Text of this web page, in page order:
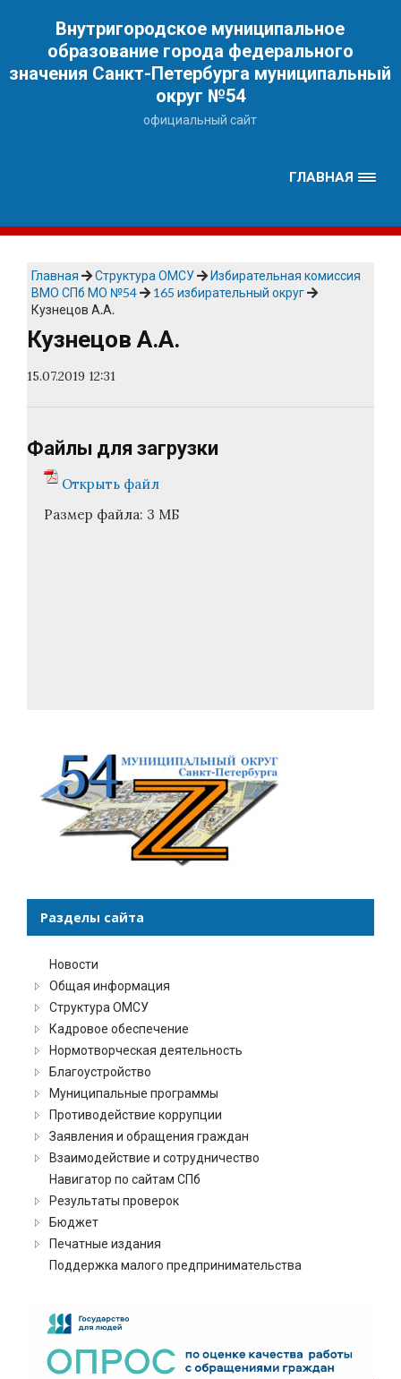
Внутригородское муниципальное
образование города федерального
значения Санкт-Петербурга муниципальный
округ №54
официальный сайт
ГЛАВНАЯ
Главная Структура ОМСУ
Избирательная комиссия
ВМО СПб МО №54
165 избирательный округ
Кузнецов А.А.
Кузнецов А.А.
15.07.2019 12:31
Файлы для загрузки
Открыть файл
Размер файла: 3 МБ
Разделы сайта
Новости
Общая информация
Структура ОМСУ
Кадровое обеспечение
Нормотворческая деятельность
Благоустройство
Муниципальные программы
Противодействие коррупции
Заявления и обращения граждан
Взаимодействие и сотрудничество
Навигатор по сайтам СПб
Результаты проверок
Бюджет
Печатные издания
Поддержка малого предпринимательства